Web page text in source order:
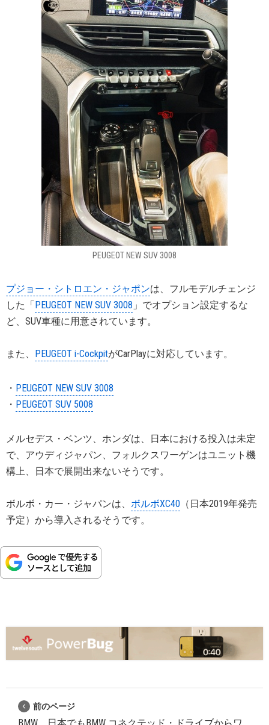
PEUGEOT NEW SUV 3008
プジョー・シトロエン・ジャポンは、フルモデルチェンジ
した「PEUGEOT NEW SUV 3008 」でオプション設定するな
ど、SUV車種に用意されています。
また、 PEUGEOT i-CockpitがCarPlayに対応しています。
・ PEUGEOT NEW SUV 3008
・ PEUGEOT SUV 5008
メルセデス・ベンツ、ホンダは、日本における投入は未定
で、アウディジャパン、フォルクスワーゲンはユニット機
構上、日本で展開出来ないそうです。
ボルボ・カー・ジャパンは、 ボルボXC40 （日本2019年発売
予定）から導入されるそうです。
前のページ